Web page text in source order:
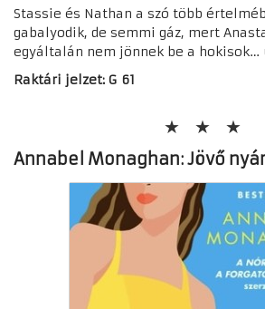
Stassie és Nathan a szó több
gabalyodik, de semmi gáz, mert
egyáltalán nem jönnek be a hokisok…
Raktári jelzet: G 61
Annabel Monaghan: Jövő